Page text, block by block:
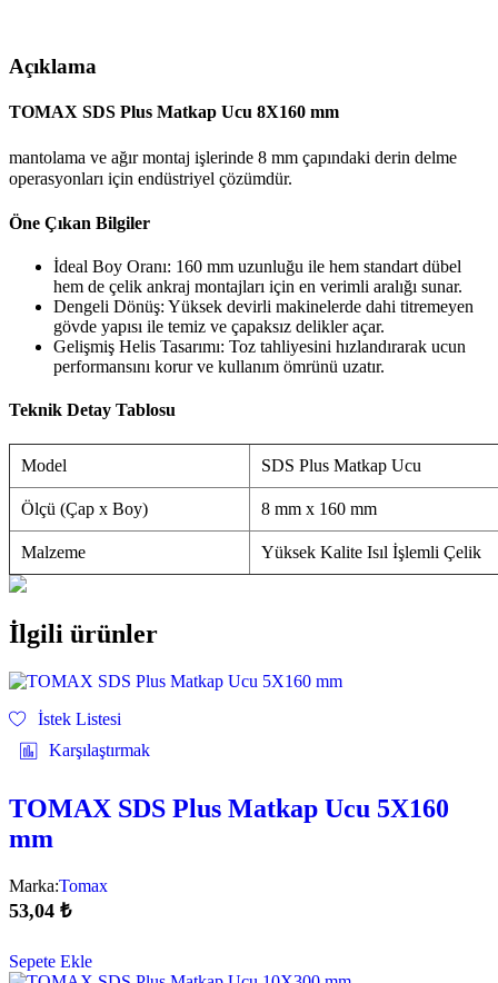
Açıklama
TOMAX SDS Plus Matkap Ucu 8X160 mm
mantolama ve ağır montaj işlerinde 8 mm çapındaki derin delme
operasyonları için endüstriyel çözümdür.
Öne Çıkan Bilgiler
İdeal Boy Oranı: 160 mm uzunluğu ile hem standart dübel
hem de çelik ankraj montajları için en verimli aralığı sunar.
Dengeli Dönüş: Yüksek devirli makinelerde dahi titremeyen
gövde yapısı ile temiz ve çapaksız delikler açar.
Gelişmiş Helis Tasarımı: Toz tahliyesini hızlandırarak ucun
performansını korur ve kullanım ömrünü uzatır.
Teknik Detay Tablosu
Model SDS Plus Matkap Ucu
Ölçü (Çap x Boy) 8 mm x 160 mm
Malzeme Yüksek Kalite Isıl İşlemli Çelik
İlgili ürünler
İstek Listesi
Karşılaştırmak
TOMAX SDS Plus Matkap Ucu 5X160
mm
Marka:Tomax
53,04 ₺
Sepete Ekle